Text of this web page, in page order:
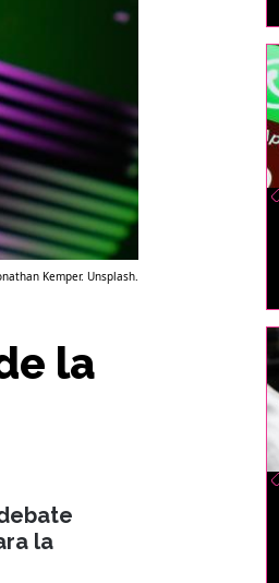
Kemper. Unsplash.
la
la